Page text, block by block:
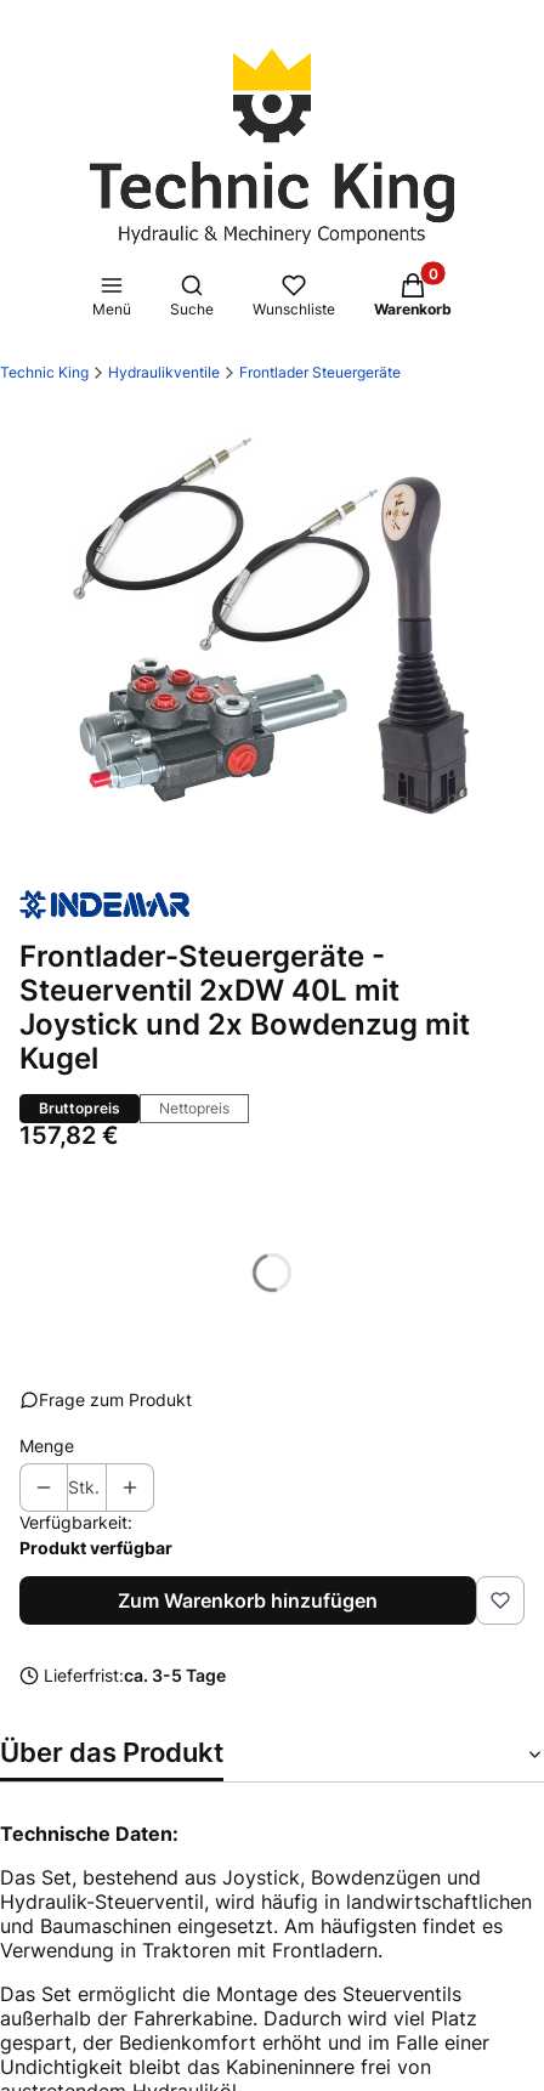
Menü
Suchmaschine öffnen
Suche Wunschliste
Produkte im
Warenkorb
Technic King Hydraulikventile Frontlader Steuergeräte
Frontlader-Steuergeräte -
Steuerventil 2xDW 40L mit
Joystick und 2x Bowdenzug mit
Kugel
Bruttopreis Nettopreis
Preis
157,82 €
Frage zum Produkt
Menge
Stk.
Verfügbarkeit:
Produkt verfügbar
Zum Warenkorb hinzufügen
Lieferfrist:ca. 3-5 Tage
Über das Produkt
Technische Daten:
Das Set, bestehend aus Joystick, Bowdenzügen und
Hydraulik-Steuerventil, wird häufig in landwirtschaftlichen
und Baumaschinen eingesetzt. Am häufigsten findet es
Verwendung in Traktoren mit Frontladern.
Das Set ermöglicht die Montage des Steuerventils
außerhalb der Fahrerkabine. Dadurch wird viel Platz
gespart, der Bedienkomfort erhöht und im Falle einer
Undichtigkeit bleibt das Kabineninnere frei von